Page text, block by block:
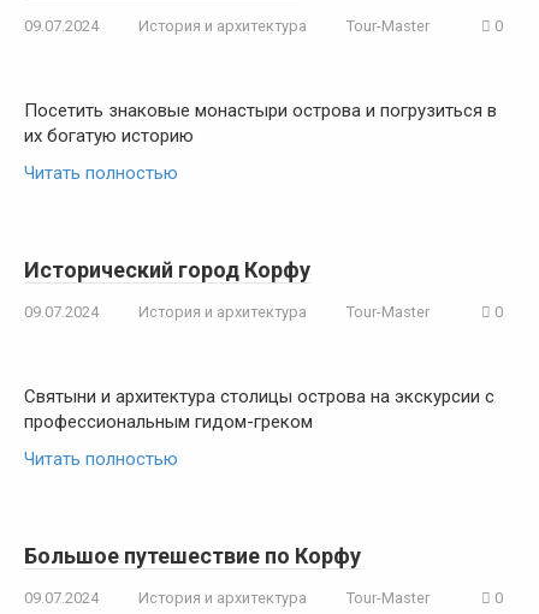
09.07.2024 История и архитектура Tour-Master 0
Посетить знаковые монастыри острова и погрузиться в
их богатую историю
Читать полностью
Исторический город Корфу
09.07.2024 История и архитектура Tour-Master 0
Святыни и архитектура столицы острова на экскурсии с
профессиональным гидом-греком
Читать полностью
Большое путешествие по Корфу
09.07.2024 История и архитектура Tour-Master 0